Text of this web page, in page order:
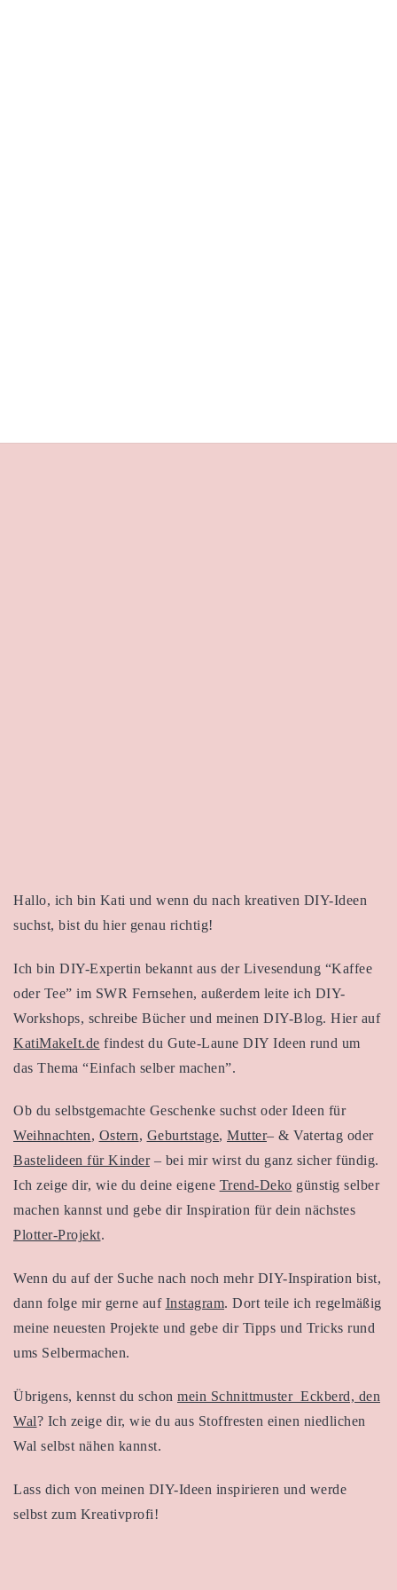
Hallo, ich bin Kati und wenn du nach kreativen DIY-Ideen
suchst, bist du hier genau richtig!
Ich bin DIY-Expertin bekannt aus der Livesendung “Kaffee
oder Tee” im SWR Fernsehen, außerdem leite ich DIY-
Workshops, schreibe Bücher und meinen DIY-Blog. Hier auf
KatiMakeIt.de findest du Gute-Laune DIY Ideen rund um
das Thema “Einfach selber machen”.
Ob du selbstgemachte Geschenke suchst oder Ideen für
Weihnachten, Ostern, Geburtstage, Mutter– & Vatertag oder
Bastelideen für Kinder– bei mir wirst du ganz sicher fündig.
Ich zeige dir, wie du deine eigene Trend-Deko günstig selber
machen kannst und gebe dir Inspiration für dein nächstes
Plotter-Projekt.
Wenn du auf der Suche nach noch mehr DIY-Inspiration bist,
dann folge mir gerne auf Instagram. Dort teile ich regelmäßig
meine neuesten Projekte und gebe dir Tipps und Tricks rund
ums Selbermachen.
Übrigens, kennst du schon mein Schnittmuster Eckberd, den
Wal? Ich zeige dir, wie du aus Stoffresten einen niedlichen
Wal selbst nähen kannst.
Lass dich von meinen DIY-Ideen inspirieren und werde
selbst zum Kreativprofi!